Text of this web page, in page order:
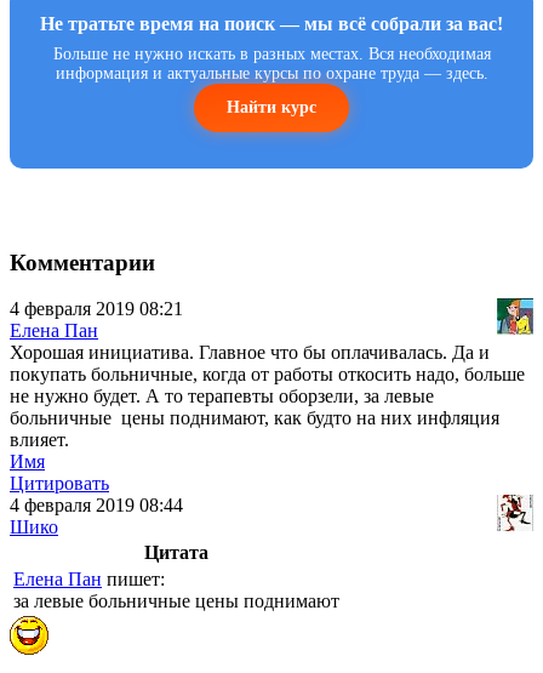
Не тратьте время на поиск — мы всё собрали за вас!
Больше не нужно искать в разных местах. Вся необходимая
информация и актуальные курсы по охране труда — здесь.
Найти курс
Комментарии
4 февраля 2019 08:21
Елена Пан
Хорошая инициатива. Главное что бы оплачивалась. Да и
покупать больничные, когда от работы откосить надо, больше
не нужно будет. А то терапевты оборзели, за левые
больничные цены поднимают, как будто на них инфляция
влияет.
Имя
Цитировать
4 февраля 2019 08:44
Шико
Цитата
Елена Пан пишет:
за левые больничные цены поднимают